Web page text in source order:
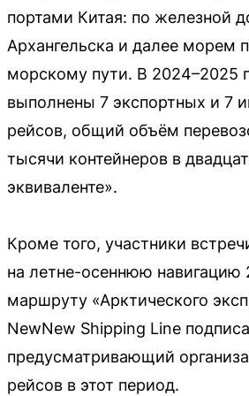
портами Китая: по железной
Архангельска и далее морем
морскому пути. В 2024–2025
выполнены 7 экспортных и 7
рейсов, общий объём
тысячи контейнеров в
эквиваленте».
Кроме того, участники
на летне-осеннюю навигацию
маршруту «Арктического
NewNew Shipping Line
предусматривающий
рейсов в этот период.